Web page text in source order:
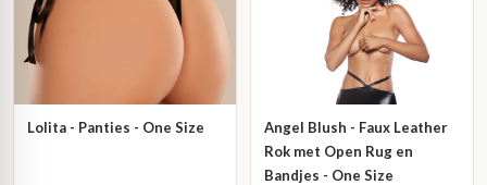
Lolita - Panties - One Size
Angel Blush - Faux Leather
Rok met Open Rug en
Bandjes - One Size